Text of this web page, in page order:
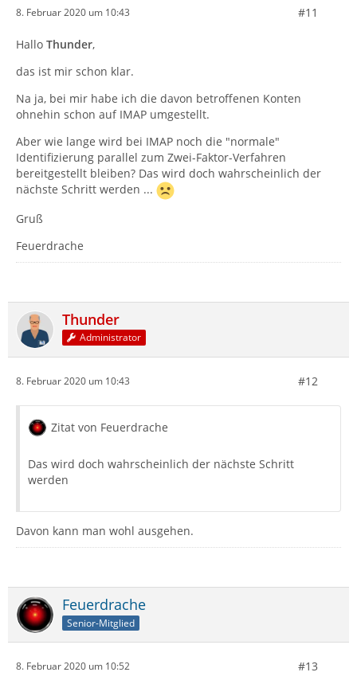
8. Februar 2020 um 10:43 #11
Hallo Thunder,
das ist mir schon klar.
Na ja, bei mir habe ich die davon betroffenen Konten
ohnehin schon auf IMAP umgestellt.
Aber wie lange wird bei IMAP noch die "normale"
Identifizierung parallel zum Zwei-Faktor-Verfahren
bereitgestellt bleiben? Das wird doch wahrscheinlich der
nächste Schritt werden ...
Gruß
Feuerdrache
Thunder
Administrator
8. Februar 2020 um 10:43 #12
Zitat von Feuerdrache
Das wird doch wahrscheinlich der nächste Schritt
werden
Davon kann man wohl ausgehen.
Feuerdrache
Senior-Mitglied
8. Februar 2020 um 10:52 #13